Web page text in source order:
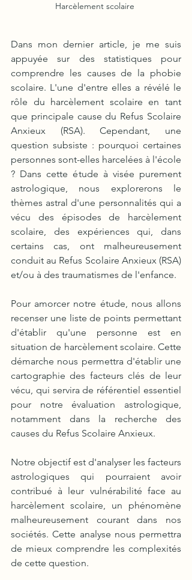
Harcèlement scolaire
Dans mon dernier article, je me suis
appuyée sur des statistiques pour
comprendre les causes de la phobie
scolaire. L'une d'entre elles a révélé le
rôle du harcèlement scolaire en tant
que principale cause du Refus Scolaire
Anxieux (RSA). Cependant, une
question subsiste : pourquoi certaines
personnes sont-elles harcelées à l'école
? Dans cette étude à visée purement
astrologique, nous explorerons le
thèmes astral d'une personnalités qui a
vécu des épisodes de harcèlement
scolaire, des expériences qui, dans
certains cas, ont malheureusement
conduit au Refus Scolaire Anxieux (RSA)
et/ou à des traumatismes de l'enfance.
Pour amorcer notre étude, nous allons
recenser une liste de points permettant
d'établir qu'une personne est en
situation de harcèlement scolaire. Cette
démarche nous permettra d'établir une
cartographie des facteurs clés de leur
vécu, qui servira de référentiel essentiel
pour notre évaluation astrologique,
notamment dans la recherche des
causes du Refus Scolaire Anxieux.
Notre objectif est d'analyser les facteurs
astrologiques qui pourraient avoir
contribué à leur vulnérabilité face au
harcèlement scolaire, un phénomène
malheureusement courant dans nos
sociétés. Cette analyse nous permettra
de mieux comprendre les complexités
de cette question.